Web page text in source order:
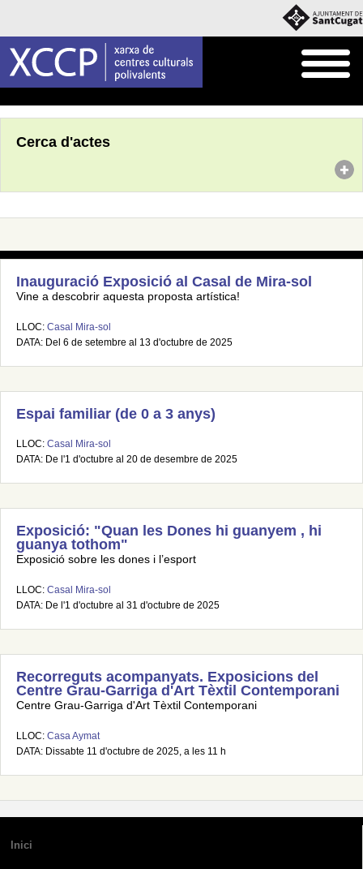
Cerca d'actes
Inauguració Exposició al Casal de Mira-sol
Vine a descobrir aquesta proposta artística!
LLOC: Casal Mira-sol
DATA: Del 6 de setembre al 13 d'octubre de 2025
Espai familiar (de 0 a 3 anys)
LLOC: Casal Mira-sol
DATA: De l'1 d'octubre al 20 de desembre de 2025
Exposició: "Quan les Dones hi guanyem , hi
guanya tothom"
Exposició sobre les dones i l’esport
LLOC: Casal Mira-sol
DATA: De l'1 d'octubre al 31 d'octubre de 2025
Recorreguts acompanyats. Exposicions del
Centre Grau-Garriga d'Art Tèxtil Contemporani
Centre Grau-Garriga d'Art Tèxtil Contemporani
LLOC: Casa Aymat
DATA: Dissabte 11 d'octubre de 2025, a les 11 h
Inici